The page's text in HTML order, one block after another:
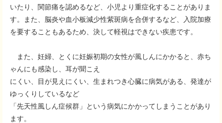
いたり、関節痛を認めるなど、小児より重症化することがありま
す。また、脳炎や血小板減少性紫斑病を合併するなど、入院加療
を要することもあるため、決して軽視はできない疾患です。
また、妊婦、とくに妊娠初期の女性が風しんにかかると、赤ち
ゃんにも感染し、耳が聞こえ
にくい、目が見えにくい、生まれつき心臓に病気がある、発達が
ゆっくりしているなど
「先天性風しん症候群」という病気にかかってしまうことがあり
ます。